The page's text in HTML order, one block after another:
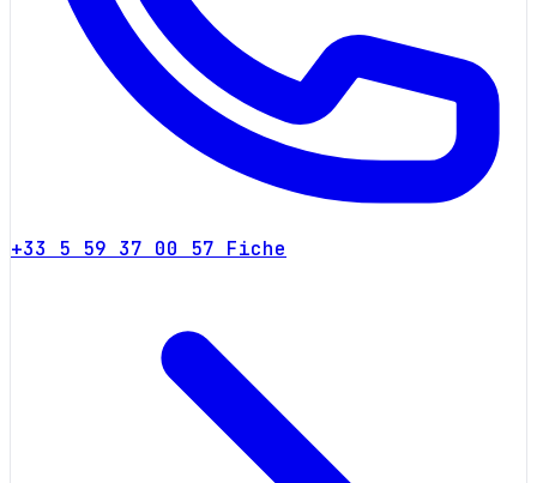
+33 5 59 37 00 57 Fiche